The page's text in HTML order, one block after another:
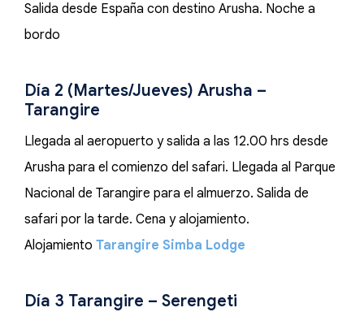
Salida desde España con destino Arusha. Noche a
bordo
Día 2 (Martes/Jueves) Arusha –
Tarangire
Llegada al aeropuerto y salida a las 12.00 hrs desde
Arusha para el comienzo del safari. Llegada al Parque
Nacional de Tarangire para el almuerzo. Salida de
safari por la tarde. Cena y alojamiento.
Alojamiento Tarangire Simba Lodge
Día 3 Tarangire – Serengeti